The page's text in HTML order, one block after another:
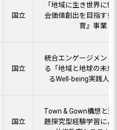
国立
「地域に生き世界に伸
会価値創出を目指す多
育』事業
国立
統合エンゲージメント
る「地域と地球の未来
るWell-being実践人
国立
Town & Gown構想と連
題探究型経験学習によ